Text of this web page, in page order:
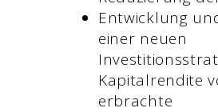
Entwicklung
einer neuen
Kapitalrendite
erbrachte